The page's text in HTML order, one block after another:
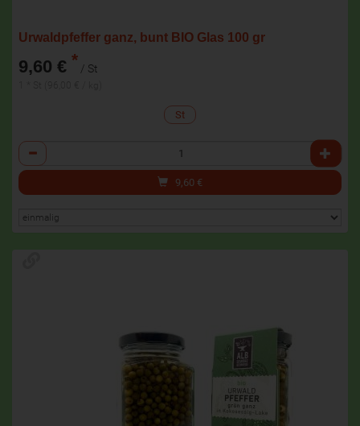
Urwaldpfeffer ganz, bunt BIO Glas 100 gr
9,60 € * / St
St
Anzahl
9,60 €